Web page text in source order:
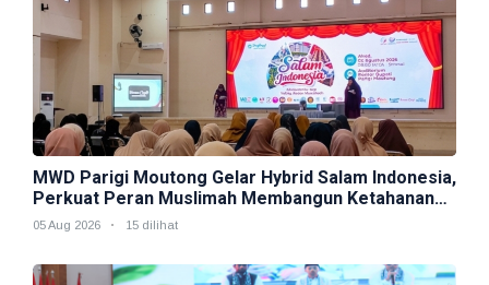
MWD Parigi Moutong Gelar Hybrid Salam Indonesia,
Perkuat Peran Muslimah Membangun Ketahanan
Keluarga
05 Aug 2026 15 dilihat